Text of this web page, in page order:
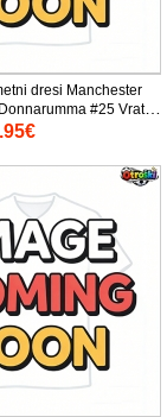
dresi Manchester
#25 Vratar
Kratek Rokav (+